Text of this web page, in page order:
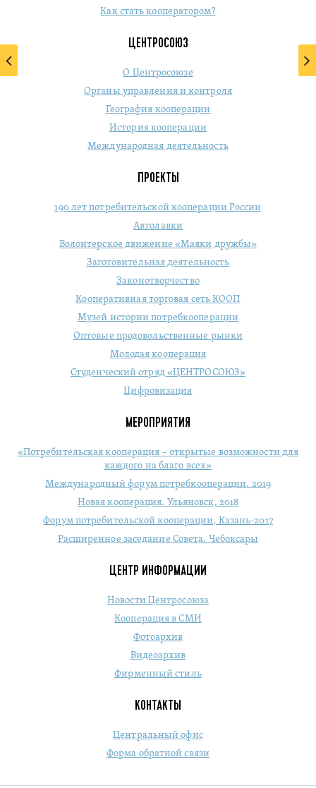
Как стать кооператором?
ЦЕНТРОСОЮЗ
О Центросоюзе
Органы управления и контроля
География кооперации
История кооперации
Международная деятельность
ПРОЕКТЫ
190 лет потребительской кооперации России
Автолавки
Волонтерское движение «Маяки дружбы»
Заготовительная деятельность
Законотворчество
Кооперативная торговая сеть КООП
Музей истории потребкооперации
Оптовые продовольственные рынки
Молодая кооперация
Студенческий отряд «ЦЕНТРОСОЮЗ»
Цифровизация
МЕРОПРИЯТИЯ
«Потребительская кооперация – открытые возможности для
каждого на благо всех»
Международный форум потребкооперации. 2019
Новая кооперация. Ульяновск, 2018
Форум потребительской кооперации, Казань-2017
Расширенное заседание Совета. Чебоксары
ЦЕНТР ИНФОРМАЦИИ
Новости Центросоюза
Кооперация в СМИ
Фотоархив
Видеоархив
Фирменный стиль
КОНТАКТЫ
Центральный офис
Форма обратной связи